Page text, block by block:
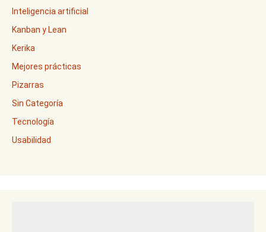
Inteligencia artificial
Kanban y Lean
Kerika
Mejores prácticas
Pizarras
Sin Categoría
Tecnología
Usabilidad